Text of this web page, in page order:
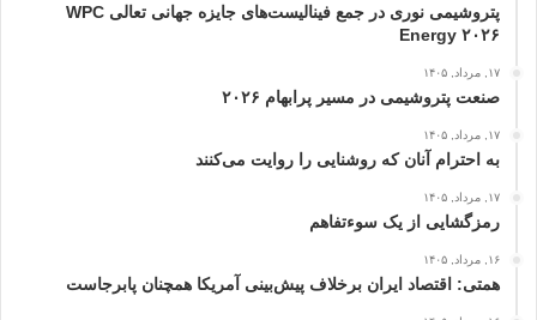
پتروشیمی نوری در جمع فینالیست‌های جایزه جهانی تعالی WPC
Energy ۲۰۲۶
۱۷, مرداد, ۱۴۰۵
صنعت پتروشیمی در مسیر پرابهام ۲۰۲۶
۱۷, مرداد, ۱۴۰۵
به احترام آنان که روشنایی را روایت می‌کنند
۱۷, مرداد, ۱۴۰۵
رمزگشایی از یک سوءتفاهم
۱۶, مرداد, ۱۴۰۵
همتی: اقتصاد ایران برخلاف پیش‌بینی آمریکا همچنان پابرجاست